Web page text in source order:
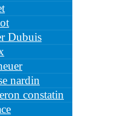
Dubuis
nardin
constatin